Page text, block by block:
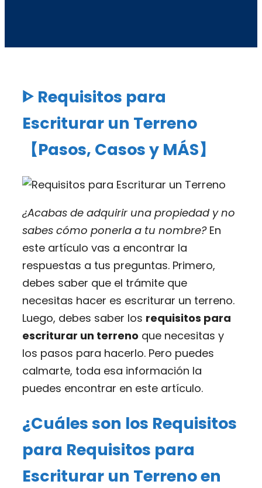
ᐈ Requisitos para
Escriturar un Terreno
【Pasos, Casos y MÁS】
¿Acabas de adquirir una propiedad y no
sabes cómo ponerla a tu nombre?En
este artículo vas a encontrar la
respuestas a tus preguntas. Primero,
debes saber que el trámite que
necesitas hacer es escriturar un terreno.
Luego, debes saber los requisitos para
escriturar un terreno que necesitas y
los pasos para hacerlo. Pero puedes
calmarte, toda esa información la
puedes encontrar en este artículo.
¿Cuáles son los Requisitos
para Requisitos para
Escriturar un Terreno en